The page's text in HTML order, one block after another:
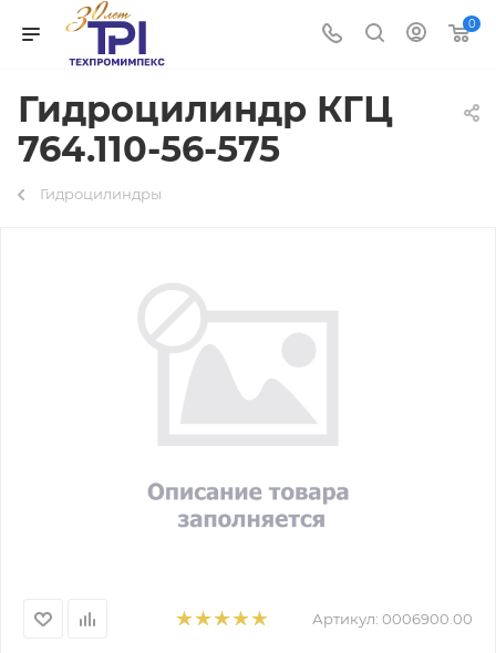
0
Гидроцилиндр КГЦ
764.110-56-575
Гидроцилиндры
Артикул: 0006900.00